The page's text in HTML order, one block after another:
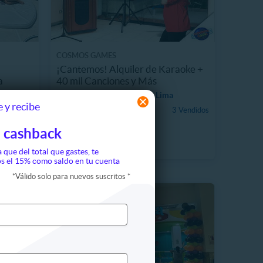
y recibe
cashback
que del total que gastes, te
el 15% como saldo en tu cuenta
*Válido solo para nuevos suscritos *
Vendidos
¡Cantemos! Alquiler de Karaoke +
40 mil Canciones y Más
10527.8 km, Cercado de Lima
3 Vendidos